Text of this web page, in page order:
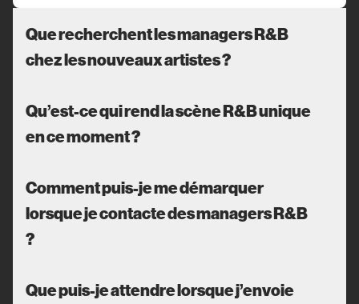
Que recherchent les managers R&B
chez les nouveaux artistes ?
Qu’est-ce qui rend la scène R&B unique
en ce moment ?
Comment puis-je me démarquer
lorsque je contacte des managers R&B
?
Que puis-je attendre lorsque j’envoie